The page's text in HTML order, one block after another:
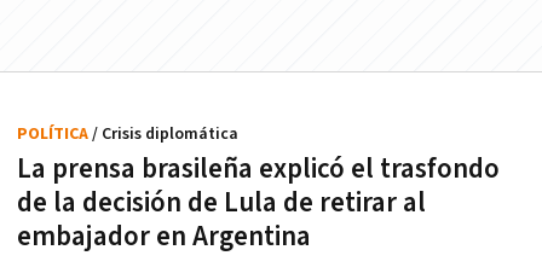
La prensa brasileña explicó el trasfondo
de la decisión de Lula de retirar al
embajador en Argentina
POLÍTICA/ Crisis diplomática